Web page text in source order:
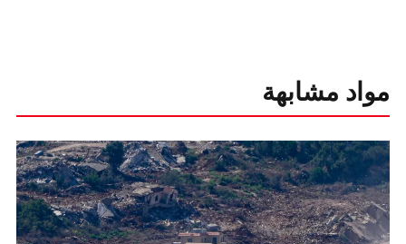
مواد مشابهة